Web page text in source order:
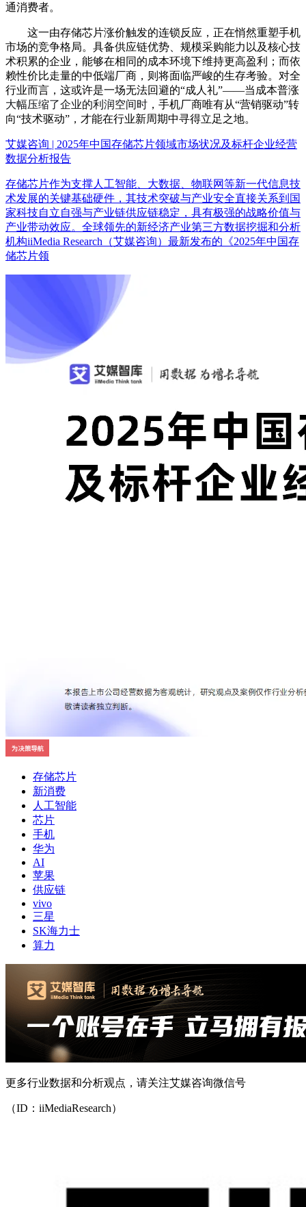
通消费者。
这一由存储芯片涨价触发的连锁反应，正在悄然重塑手机
市场的竞争格局。具备供应链优势、规模采购能力以及核心技
术积累的企业，能够在相同的成本环境下维持更高盈利；而依
赖性价比走量的中低端厂商，则将面临严峻的生存考验。对全
行业而言，这或许是一场无法回避的“成人礼”——当成本普涨
大幅压缩了企业的利润空间时 ，手机厂商唯有从“营销驱动”转
向“技术驱动”，才能在行业新周期中寻得立足之地。
艾媒咨询 | 2025年中国存储芯片领域市场状况及标杆企业经营
数据分析报告
存储芯片作为支撑人工智能、大数据、物联网等新一代信息技
术发展的关键基础硬件，其技术突破与产业安全直接关系到国
家科技自立自强与产业链供应链稳定，具有极强的战略价值与
产业带动效应。全球领先的新经济产业第三方数据挖掘和分析
机构iiMedia Research（艾媒咨询）最新发布的《2025年中国存
储芯片领
存储芯片
新消费
人工智能
芯片
手机
华为
AI
苹果
供应链
vivo
三星
SK海力士
算力
更多行业数据和分析观点，请关注艾媒咨询微信号
（ID：iiMediaResearch）